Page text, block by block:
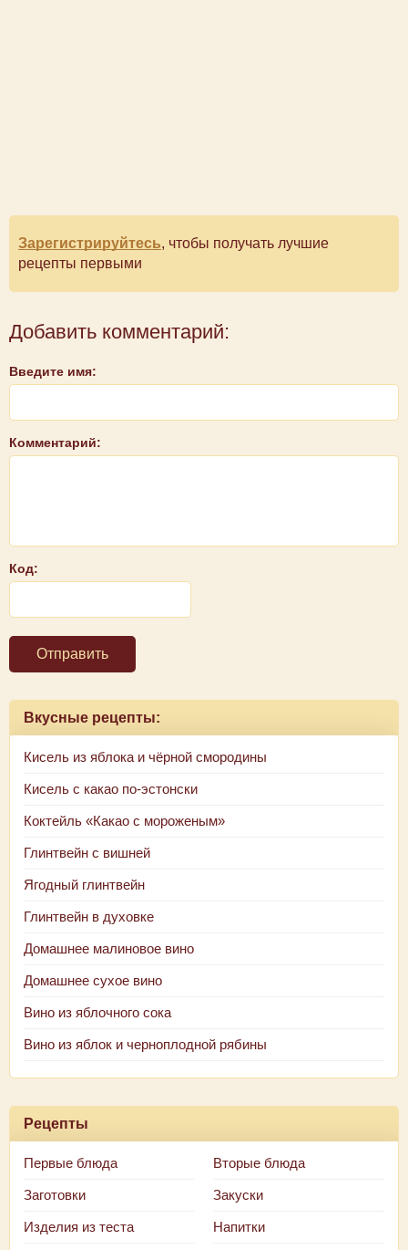
Зарегистрируйтесь, чтобы получать лучшие
рецепты первыми
Добавить комментарий:
Введите имя:
Комментарий:
Код:
Отправить
Вкусные рецепты:
Кисель из яблока и чёрной смородины
Кисель с какао по-эстонски
Коктейль «Какао с мороженым»
Глинтвейн с вишней
Ягодный глинтвейн
Глинтвейн в духовке
Домашнее малиновое вино
Домашнее сухое вино
Вино из яблочного сока
Вино из яблок и черноплодной рябины
Рецепты
Первые блюда Вторые блюда
Заготовки Закуски
Изделия из теста Напитки